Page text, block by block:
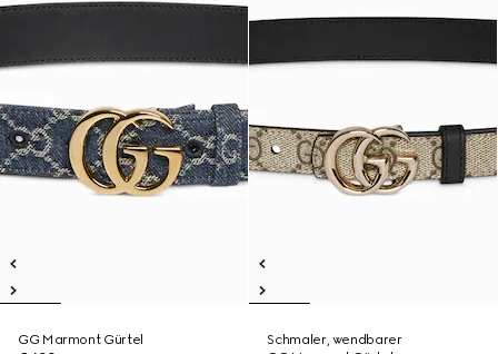
GG Marmont Gürtel
Schmaler, wendbarer